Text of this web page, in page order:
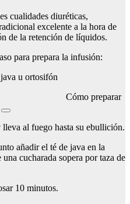
cualidades diuréticas,
excelente a la hora de
de la retención de líquidos.
para prepara la infusión:
u ortosifón
Cómo preparar
al fuego hasta su ebullición.
añadir el té de java en la
cucharada sopera por taza de
10 minutos.